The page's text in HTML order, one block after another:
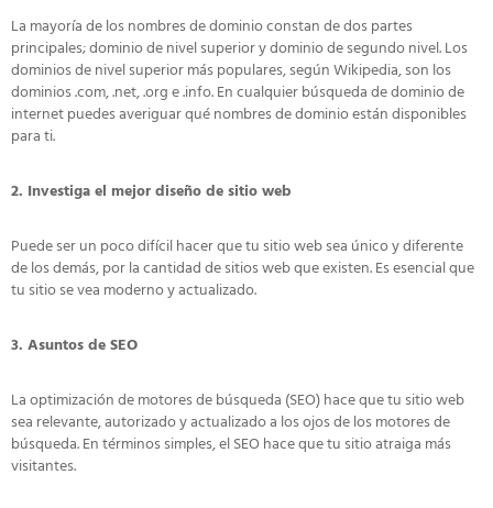
La mayoría de los nombres de dominio constan de dos partes
principales; dominio de nivel superior y dominio de segundo nivel. Los
dominios de nivel superior más populares, según Wikipedia, son los
dominios .com, .net, .org e .info. En cualquier búsqueda de dominio de
internet puedes averiguar qué nombres de dominio están disponibles
para ti.
2. Investiga el mejor diseño de sitio web
Puede ser un poco difícil hacer que tu sitio web sea único y diferente
de los demás, por la cantidad de sitios web que existen. Es esencial que
tu sitio se vea moderno y actualizado.
3. Asuntos de SEO
La optimización de motores de búsqueda (SEO) hace que tu sitio web
sea relevante, autorizado y actualizado a los ojos de los motores de
búsqueda. En términos simples, el SEO hace que tu sitio atraiga más
visitantes.